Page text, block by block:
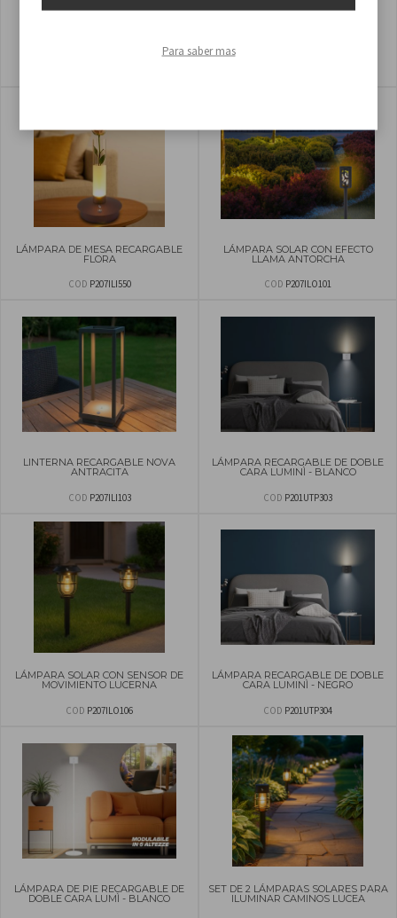
LÁMPARA DE MESA RECARGABLE
FLORA
COD P207ILI550
LÁMPARA SOLAR CON EFECTO
LLAMA ANTORCHA
COD P207ILO101
LINTERNA RECARGABLE NOVA
ANTRACITA
COD P207ILI103
LÁMPARA RECARGABLE DE DOBLE
CARA LUMINÌ - BLANCO
COD P201UTP303
LÁMPARA SOLAR CON SENSOR DE
MOVIMIENTO LUCERNA
COD P207ILO106
LÁMPARA RECARGABLE DE DOBLE
CARA LUMINÌ - NEGRO
COD P201UTP304
LÁMPARA DE PIE RECARGABLE DE
DOBLE CARA LUMÌ - BLANCO
SET DE 2 LÁMPARAS SOLARES PARA
ILUMINAR CAMINOS LUCEA
Para saber mas